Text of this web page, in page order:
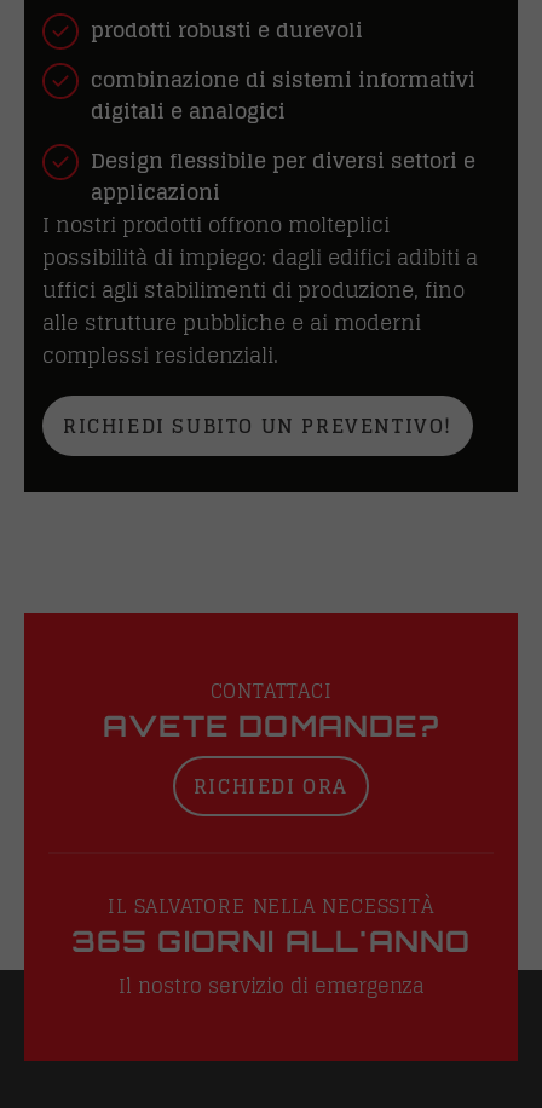
prodotti robusti e durevoli
combinazione di sistemi informativi
digitali e analogici
Design flessibile per diversi settori e
applicazioni
I nostri prodotti offrono molteplici
possibilità di impiego: dagli edifici adibiti a
uffici agli stabilimenti di produzione, fino
alle strutture pubbliche e ai moderni
complessi residenziali.
RICHIEDI SUBITO UN PREVENTIVO!
CONTATTACI
AVETE DOMANDE?
RICHIEDI ORA
IL SALVATORE NELLA NECESSITÀ
365 GIORNI ALL'ANNO
Il nostro servizio di emergenza